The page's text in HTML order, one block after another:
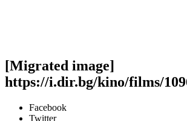
[Migrated image]
https://i.dir.bg/kino/films/
Facebook
Twitter